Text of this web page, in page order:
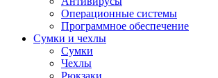
Операционные системы
Программное обеспечение
Сумки и чехлы
Сумки
Чехлы
Рюкзаки